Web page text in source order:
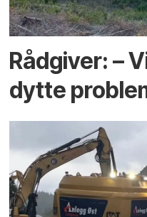
Rådgiver: –
dytte